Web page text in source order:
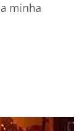
minha